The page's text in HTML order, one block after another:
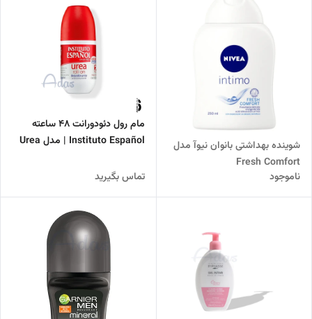
شوینده بهداشتی بانوان نیوآ مدل
Fresh Comfort
ناموجود
مام رول دئودورانت 48 ساعته
Instituto Español | مدل Urea
تماس بگیرید